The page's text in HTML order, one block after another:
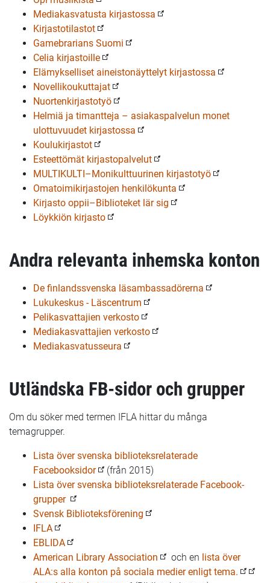
Mediakasvatusta kirjastossa
Kirjastotilastot
Gamebrarians Suomi
Celia kirjastoille
Elämykselliset aineistonäyttelyt kirjastossa
Novellikoukuttajat
Nuortenkirjastotyö
Helmiä ja timantteja – asiakaspalvelun monet
ulottuvuudet kirjastossa
Koulukirjastot
Esteettömät kirjastopalvelut
MULTIKULTI–Monikulttuurinen kirjastotyö
Omatoimikirjastojen henkilökunta
Kirjasto oppii–Biblioteket lär sig
Löykkiön kirjasto
Andra relevanta inhemska konton
De finlandssvenska läsambassadörerna
Lukukeskus - Läscentrum
Pelikasvattajien verkosto
Mediakasvattajien verkosto
Mediakasvatusseura
Utländska FB-sidor och grupper
Om du söker med termen IFLA hittar du många
temagrupper.
Lista över svenska biblioteksrelaterade
Facebooksidor
(från 2015)
Lista över svenska biblioteksrelaterade Facebook-
grupper
Svensk Biblioteksförening
IFLA
EBLIDA
American Library Association
och en lista över
ALA:s alla konton på sociala medier enligt tema.